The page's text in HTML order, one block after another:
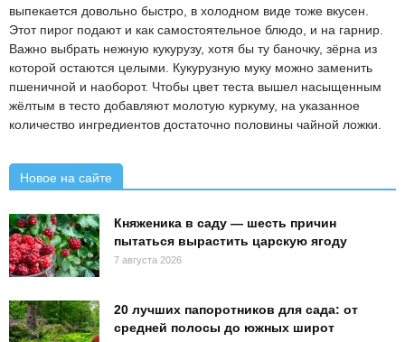
выпекается довольно быстро, в холодном виде тоже вкусен.
Этот пирог подают и как самостоятельное блюдо, и на гарнир.
Важно выбрать нежную кукурузу, хотя бы ту баночку, зёрна из
которой остаются целыми. Кукурузную муку можно заменить
пшеничной и наоборот. Чтобы цвет теста вышел насыщенным
жёлтым в тесто добавляют молотую куркуму, на указанное
количество ингредиентов достаточно половины чайной ложки.
Новое на сайте
Княженика в саду — шесть причин
пытаться вырастить царскую ягоду
7 августа 2026
20 лучших папоротников для сада: от
средней полосы до южных широт